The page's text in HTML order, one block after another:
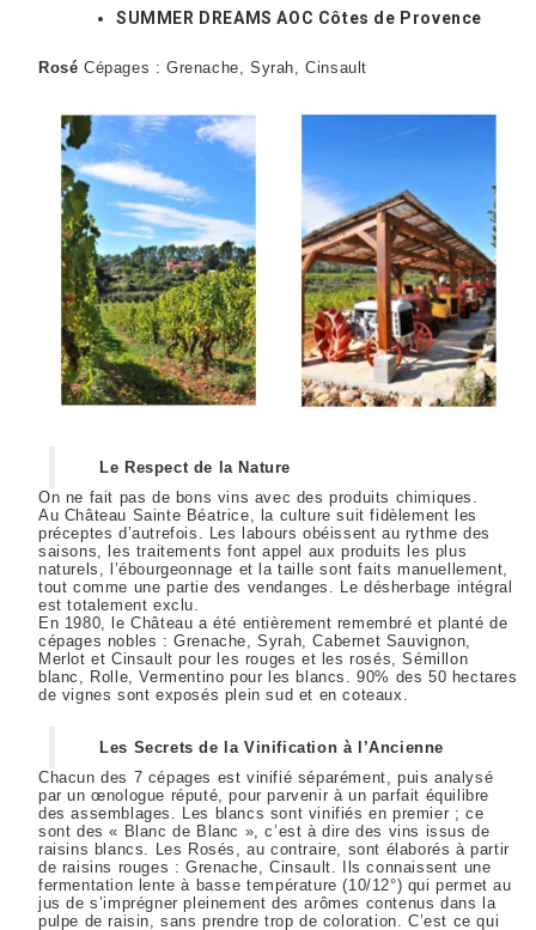
SUMMER DREAMS AOC Côtes de Provence
Rosé Cépages : Grenache, Syrah, Cinsault
Le Respect de la Nature
On ne fait pas de bons vins avec des produits chimiques.
Au Château Sainte Béatrice, la culture suit fidèlement les
préceptes d’autrefois. Les labours obéissent au rythme des
saisons, les traitements font appel aux produits les plus
naturels, l’ébourgeonnage et la taille sont faits manuellement,
tout comme une partie des vendanges. Le désherbage intégral
est totalement exclu.
En 1980, le Château a été entièrement remembré et planté de
cépages nobles : Grenache, Syrah, Cabernet Sauvignon,
Merlot et Cinsault pour les rouges et les rosés, Sémillon
blanc, Rolle, Vermentino pour les blancs. 90% des 50 hectares
de vignes sont exposés plein sud et en coteaux.
Les Secrets de la Vinification à l’Ancienne
Chacun des 7 cépages est vinifié séparément, puis analysé
par un œnologue réputé, pour parvenir à un parfait équilibre
des assemblages. Les blancs sont vinifiés en premier ; ce
sont des « Blanc de Blanc », c’est à dire des vins issus de
raisins blancs. Les Rosés, au contraire, sont élaborés à partir
de raisins rouges : Grenache, Cinsault. Ils connaissent une
fermentation lente à basse température (10/12°) qui permet au
jus de s’imprégner pleinement des arômes contenus dans la
pulpe de raisin, sans prendre trop de coloration. C’est ce qui